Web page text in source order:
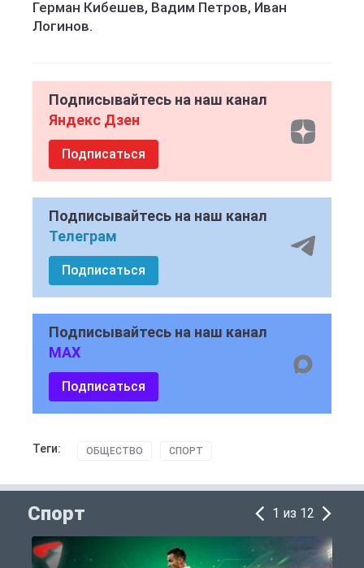
Герман Кибешев, Вадим Петров, Иван
Логинов.
Подписывайтесь на наш канал
Яндекс Дзен
Подписаться
Подписывайтесь на наш канал
Телеграм
Подписаться
Подписывайтесь на наш канал
MAX
Подписаться
Теги: ОБЩЕСТВО СПОРТ
Спорт 1 из 12